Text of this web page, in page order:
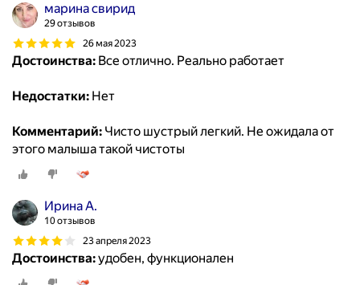
марина свирид
29 отзывов
26 мая 2023
Достоинства: Все отлично. Реально работает
Недостатки: Нет
Комментарий: Чисто шустрый легкий. Не ожидала от
этого малыша такой чистоты
Ирина А.
10 отзывов
23 апреля 2023
Достоинства:удобен, функционален